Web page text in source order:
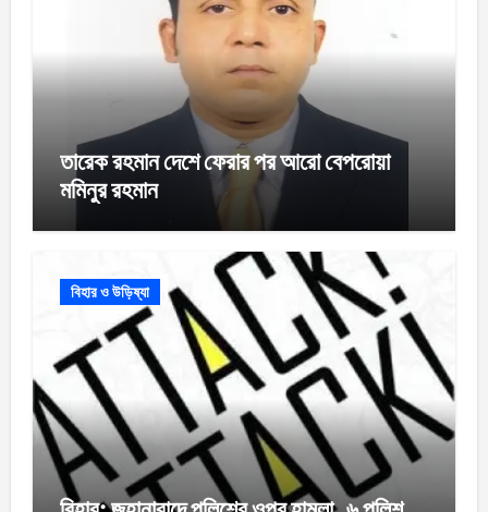
তারেক রহমান দেশে ফেরার পর আরো বেপরোয়া
মমিনুর রহমান
বিহার ও উড়িষ্যা